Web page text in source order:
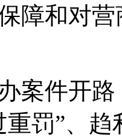
障和对
件开路
重罚”、